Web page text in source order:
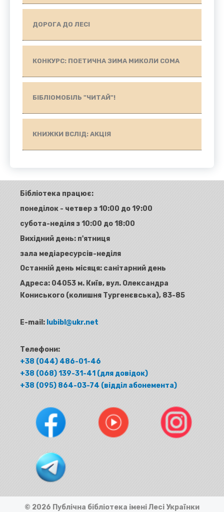
ДОРОГА ДО ЛЕСІ
КОНКУРС: ПОЕТИЧНА ЗИМА МИКОЛИ СОМА
БІБЛІОМОБІЛЬ "ЧИТАЙ"!
КНИЖКИ ВСЛІД: АКЦІЯ
Бібліотека працює:
понеділок - четвер з 10:00 до 19:00
субота-неділя з 10:00 до 18:00
Вихідний день: п'ятниця
зала медіаресурсів-неділя
Останній день місяця: санітарний день
Адреса: 04053 м. Київ, вул. Олександра
Кониського (колишня Тургенєвська), 83-85
E-mail: lubibl@ukr.net
Телефони:
+38 (044) 486-01-46
+38 (068) 139-31-41 (для довідок)
+38 (095) 864-03-74 (відділ абонемента)
© 2026 Публічна бібліотека імені Лесі Українки